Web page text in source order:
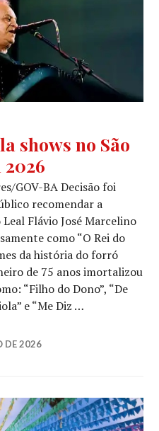
shows no São
2026
GOV-BA Decisão foi
recomendar a
Flávio José Marcelino
como “O Rei do
da história do forró
de 75 anos imortalizou
“Filho do Dono”, “De
e “Me Diz …
cancela shows no São
DE 2026